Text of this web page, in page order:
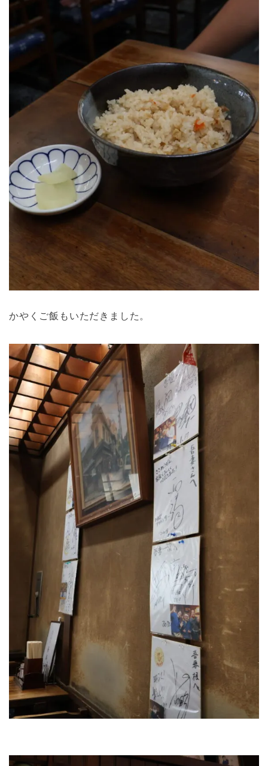
かやくご飯もいただきました。